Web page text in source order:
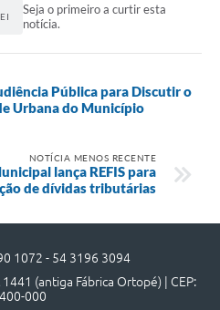
Seja o primeiro a curtir esta
notícia.
Pública para Discutir o
Urbana do Município
NOTÍCIA MENOS RECENTE
lança REFIS para
de dívidas tributárias
1072 - 54 3196 3094
(antiga Fábrica Ortopé) | CEP:
000